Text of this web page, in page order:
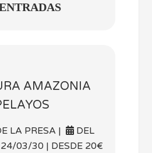
AMAZONIA
LA PRESA |
DEL
03/30 | DESDE 20€